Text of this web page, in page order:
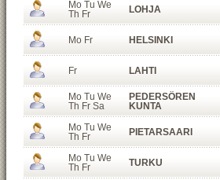
Mo Tu We
Th Fr
LOHJA
Mo Fr HELSINKI
Fr LAHTI
Mo Tu We
Th Fr Sa
PEDERSÖREN
KUNTA
Mo Tu We
Th Fr
PIETARSAARI
Mo Tu We
Th Fr
TURKU